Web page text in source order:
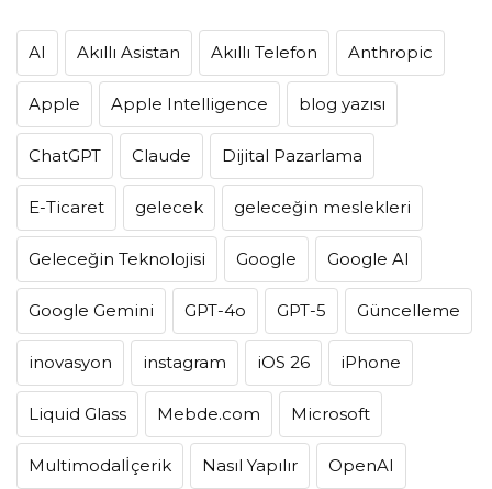
AI Akıllı Asistan Akıllı Telefon Anthropic
Apple Apple Intelligence blog yazısı
ChatGPT Claude Dijital Pazarlama
E-Ticaret gelecek geleceğin meslekleri
Geleceğin Teknolojisi Google Google AI
Google Gemini GPT-4o GPT-5 Güncelleme
inovasyon instagram iOS 26 iPhone
Liquid Glass Mebde.com Microsoft
Multimodalİçerik Nasıl Yapılır OpenAI